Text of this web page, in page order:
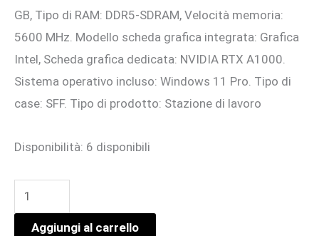
GB, Tipo di RAM: DDR5-SDRAM, Velocità memoria:
5600 MHz. Modello scheda grafica integrata: Grafica
Intel, Scheda grafica dedicata: NVIDIA RTX A1000.
Sistema operativo incluso: Windows 11 Pro. Tipo di
case: SFF. Tipo di prodotto: Stazione di lavoro
Disponibilità: 6 disponibili
Z2
SFF
Aggiungi al carrello